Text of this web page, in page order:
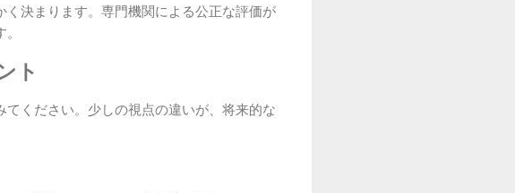
決まります。専門機関による公正な評価が
ト
ください。少しの視点の違いが、将来的な